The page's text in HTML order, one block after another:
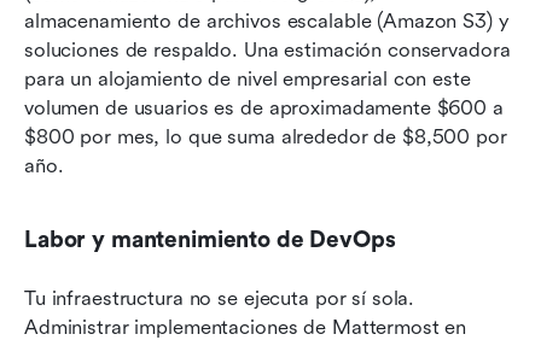
almacenamiento de archivos escalable (Amazon S3) y
soluciones de respaldo. Una estimación conservadora
para un alojamiento de nivel empresarial con este
volumen de usuarios es de aproximadamente $600 a
$800 por mes, lo que suma alrededor de $8,500 por
año.
Labor y mantenimiento de DevOps
Tu infraestructura no se ejecuta por sí sola.
Administrar implementaciones de Mattermost en